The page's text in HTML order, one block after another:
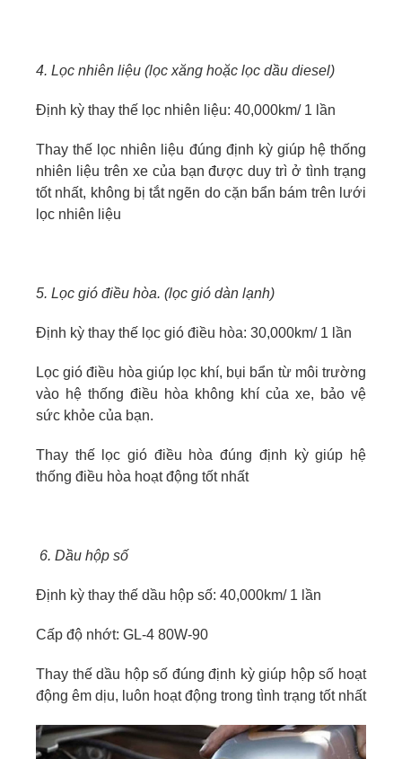
4. Lọc nhiên liệu (lọc xăng hoặc lọc dầu diesel)
Định kỳ thay thế lọc nhiên liệu: 40,000km/ 1 lần
Thay thế lọc nhiên liệu đúng định kỳ giúp hệ thống
nhiên liệu trên xe của bạn được duy trì ở tình trạng
tốt nhất, không bị tắt ngẽn do cặn bẩn bám trên lưới
lọc nhiên liệu
5. Lọc gió điều hòa. (lọc gió dàn lạnh)
Định kỳ thay thế lọc gió điều hòa: 30,000km/ 1 lần
Lọc gió điều hòa giúp lọc khí, bụi bẩn từ môi trường
vào hệ thống điều hòa không khí của xe, bảo vệ
sức khỏe của bạn.
Thay thế lọc gió điều hòa đúng định kỳ giúp hệ
thống điều hòa hoạt động tốt nhất
6. Dầu hộp số
Định kỳ thay thế dầu hộp số: 40,000km/ 1 lần
Cấp độ nhớt: GL-4 80W-90
Thay thế dầu hộp số đúng định kỳ giúp hộp số hoạt
động êm dịu, luôn hoạt động trong tình trạng tốt nhất